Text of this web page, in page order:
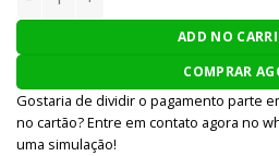
ADD NO
COMPRAR
Gostaria de dividir o pagamento parte
no cartão? Entre em contato agora no
uma simulação!